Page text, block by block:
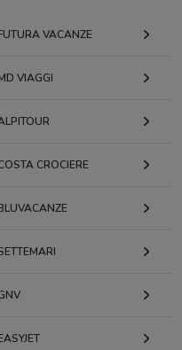
VACANZE
VIAGGI
CROCIERE